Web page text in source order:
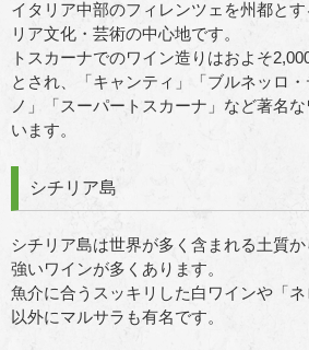
イタリア中部のフィレンツェを州都と
リア文化・芸術の中心地です。
トスカーナでのワイン造りはおよそ
とされ、「キャンティ」「ブルネッロ
ノ」「スーパートスカーナ」など著名
います。
シチリア島
シチリア島は世界が多く含まれる土質
強いワインが多くあります。
魚介に合うスッキリした白ワインや「
以外にマルサラも有名です。